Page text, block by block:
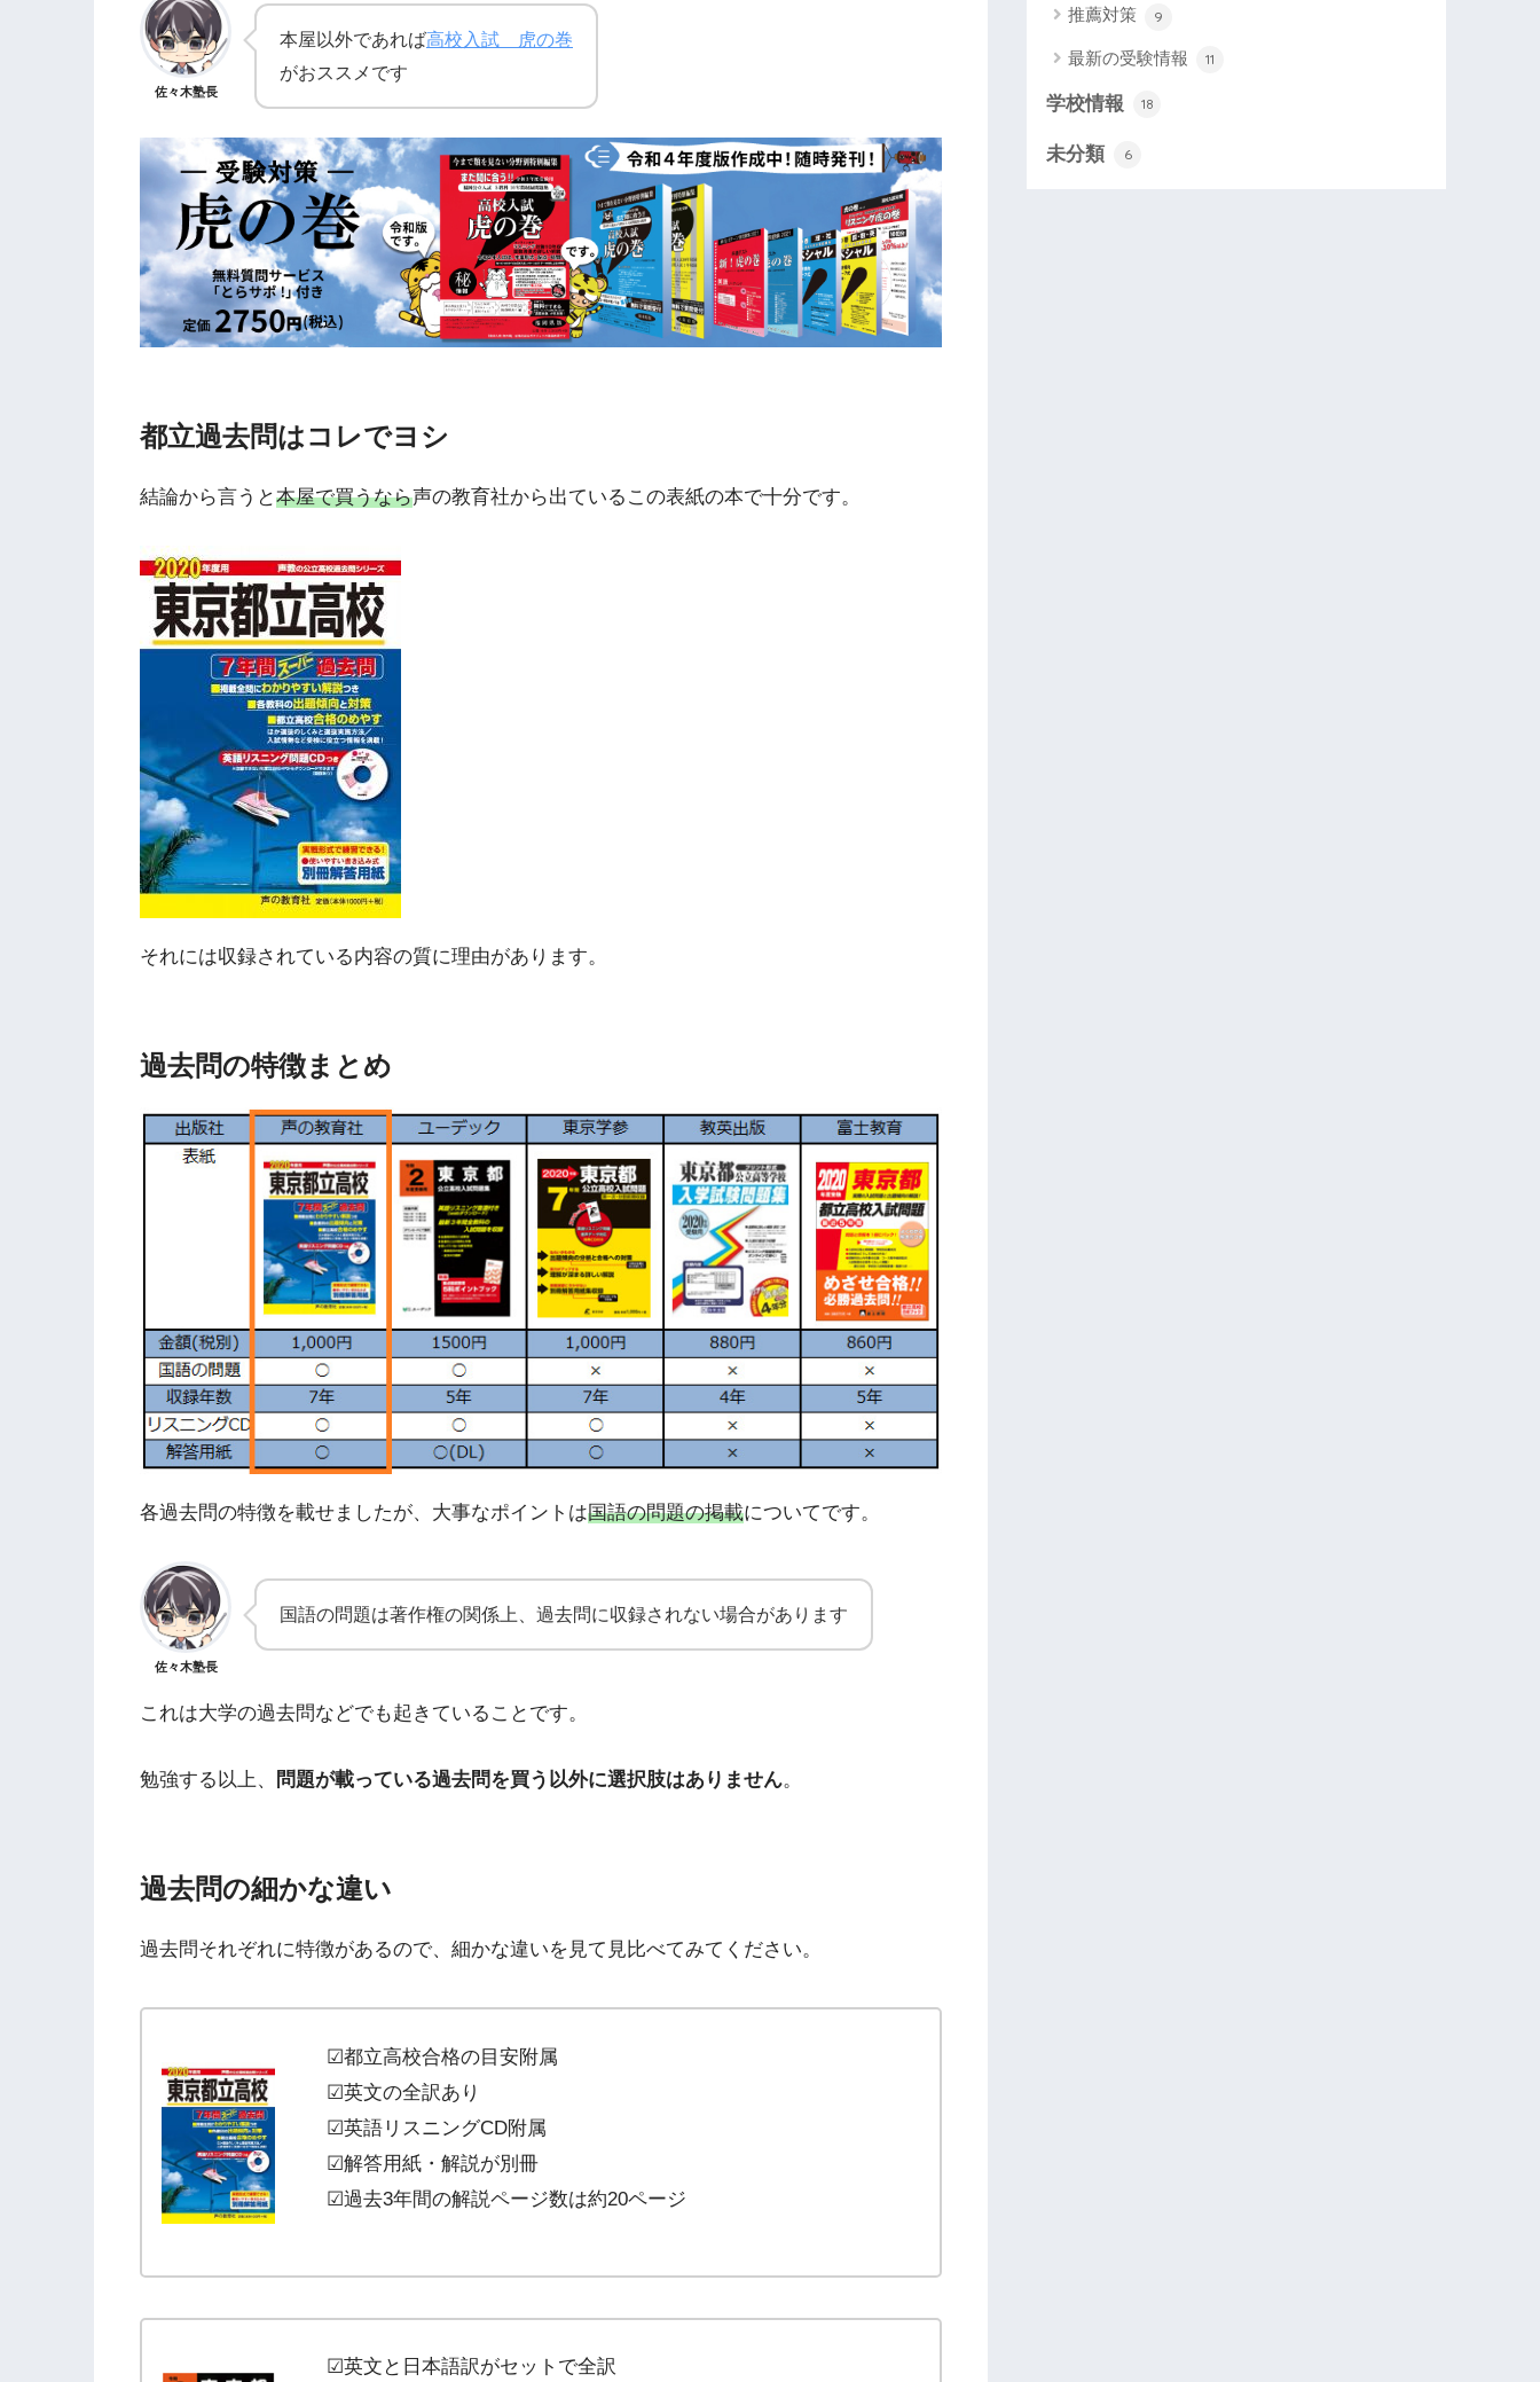
佐々木塾長
本屋以外であれば高校入試 虎の巻
がおススメです
都立過去問はコレでヨシ
結論から言うと本屋で買うなら声の教育社から出ているこの表紙の本で十分です。
それには収録されている内容の質に理由があります。
過去問の特徴まとめ
各過去問の特徴を載せましたが、大事なポイントは国語の問題の掲載についてです。
佐々木塾長
国語の問題は著作権の関係上、過去問に収録されない場合があります
これは大学の過去問などでも起きていることです。
勉強する以上、 問題が載っている過去問を買う以外に選択肢はありません。
過去問の細かな違い
過去問それぞれに特徴があるので、細かな違いを見て見比べてみてください。
☑都立高校合格の目安附属
☑英文の全訳あり
☑英語リスニングCD附属
☑解答用紙・解説が別冊
☑過去3年間の解説ページ数は約20ページ
☑英文と日本語訳がセットで全訳
推薦対策 9
最新の受験情報 11
学校情報 18
未分類 6